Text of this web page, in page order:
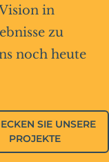
in
zu
noch heute
SIE UNSERE
PROJEKTE